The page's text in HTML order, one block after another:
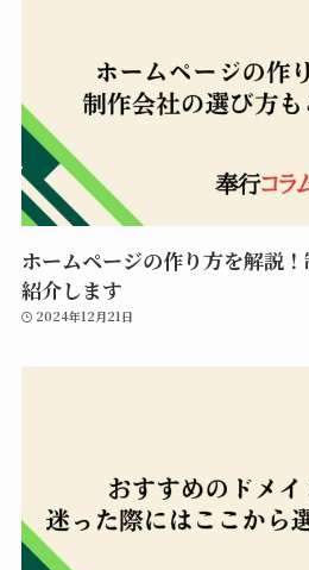
ホームページの作り方を解説
紹介します
2024年12月21日